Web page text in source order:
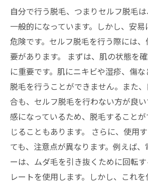
自分で行う脱毛、つまりセルフ脱毛
一般的になっています。しかし、安
危険です。セルフ脱毛を行う際には
要があります。 まずは、肌の状態を
に重要です。肌にニキビや湿疹、傷な
脱毛を行うことができません。また
合も、セルフ脱毛を行わない方が良
感になっているため、脱毛すること
じることもあります。 さらに、使用
ても、注意点が異なります。例えば
ーは、ムダ毛を引き抜くために回転
レートを使用します。しかし、これ